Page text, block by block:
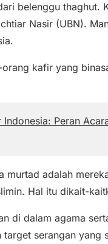
belenggu thaghut.
Nasir (UBN).
kafir yang
Indonesia: Peran
murtad adalah
Hal itu dikait-
di dalam agama
serangan yang